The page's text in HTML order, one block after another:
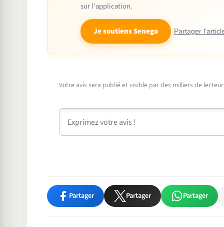
sur l'application.
Je soutiens Senego Partager
Votre avis sera publié et visible par des milliers de
Partager Partager Partager